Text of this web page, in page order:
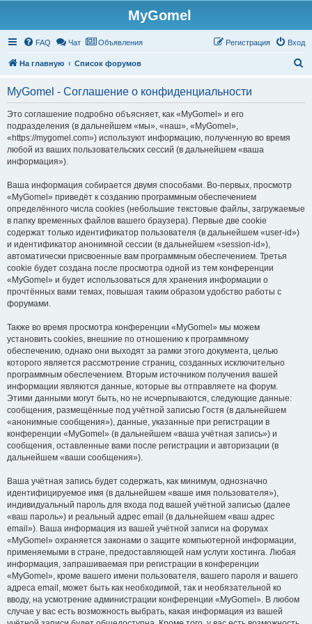
MyGomel
FAQ Чат Объявления Вход
Регистрация
На главную Список форумов
MyGomel - Соглашение о конфиденциальности
Это соглашение подробно объясняет, как «MyGomel» и его
подразделения (в дальнейшем «мы», «наш», «MyGomel»,
«https://mygomel.com») используют информацию, полученную во время
любой из ваших пользовательских сессий (в дальнейшем «ваша
информация»).
Ваша информация собирается двумя способами. Во-первых, просмотр
«MyGomel» приведёт к созданию программным обеспечением
определённого числа cookies (небольшие текстовые файлы, загружаемые
в папку временных файлов вашего браузера). Первые две cookie
содержат только идентификатор пользователя (в дальнейшем «user-id»)
и идентификатор анонимной сессии (в дальнейшем «session-id»),
автоматически присвоенные вам программным обеспечением. Третья
cookie будет создана после просмотра одной из тем конференции
«MyGomel» и будет использоваться для хранения информации о
прочтённых вами темах, повышая таким образом удобство работы с
форумами.
Также во время просмотра конференции «MyGomel» мы можем
установить cookies, внешние по отношению к программному
обеспечению, однако они выходят за рамки этого документа, целью
которого является рассмотрение страниц, созданных исключительно
программным обеспечением. Вторым источником получения вашей
информации являются данные, которые вы отправляете на форум.
Этими данными могут быть, но не исчерпываются, следующие данные:
сообщения, размещённые под учётной записью Гостя (в дальнейшем
«анонимные сообщения»), данные, указанные при регистрации в
конференции «MyGomel» (в дальнейшем «ваша учётная запись») и
сообщения, оставленные вами после регистрации и авторизации (в
дальнейшем «ваши сообщения»).
Ваша учётная запись будет содержать, как минимум, однозначно
идентифицируемое имя (в дальнейшем «ваше имя пользователя»),
индивидуальный пароль для входа под вашей учётной записью (далее
«ваш пароль») и реальный адрес email (в дальнейшем «ваш адрес
email»). Ваша информация из вашей учётной записи на форумах
«MyGomel» охраняется законами о защите компьютерной информации,
применяемыми в стране, предоставляющей нам услуги хостинга. Любая
информация, запрашиваемая при регистрации в конференции
«MyGomel», кроме вашего имени пользователя, вашего пароля и вашего
адреса email, может быть как необходимой, так и необязательной ко
вводу, на усмотрение администрации конференции «MyGomel». В любом
случае у вас есть возможность выбрать, какая информация из вашей